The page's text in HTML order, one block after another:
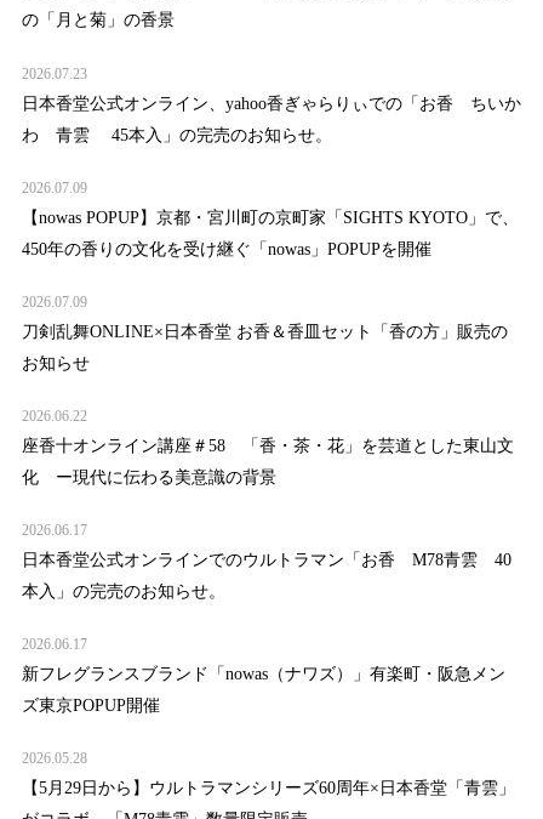
の「月と菊」の香景
2026.07.23
日本香堂公式オンライン、yahoo香ぎゃらりぃでの「お香 ちいか
わ 青雲 45本入」の完売のお知らせ。
2026.07.09
【nowas POPUP】京都・宮川町の京町家「SIGHTS KYOTO」で、
450年の香りの文化を受け継ぐ「nowas」POPUPを開催
2026.07.09
刀剣乱舞ONLINE×日本香堂 お香＆香皿セット「香の方」販売の
お知らせ
2026.06.22
座香十オンライン講座＃58 「香・茶・花」を芸道とした東山文
化 ー現代に伝わる美意識の背景
2026.06.17
日本香堂公式オンラインでのウルトラマン「お香 M78青雲 40
本入」の完売のお知らせ。
2026.06.17
新フレグランスブランド「nowas（ナワズ）」有楽町・阪急メン
ズ東京POPUP開催
2026.05.28
【5月29日から】ウルトラマンシリーズ60周年×日本香堂「青雲」